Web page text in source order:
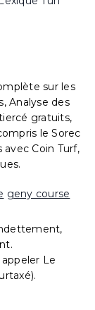
sur les
Analyse des
gratuits,
le Sorec
Coin Turf,
geny course
Le